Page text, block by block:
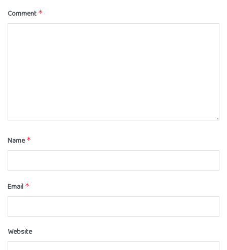
Comment *
Name*
Email *
Website